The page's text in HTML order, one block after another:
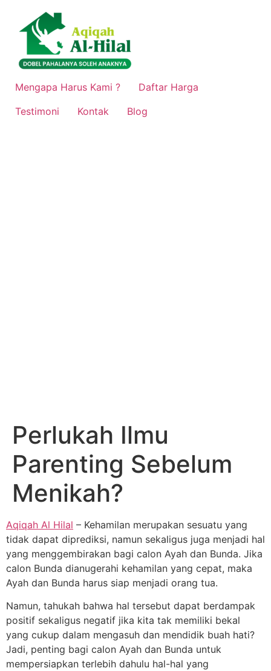
konten
Mengapa Harus Kami ?
Daftar Harga
Testimoni
Kontak Blog
Perlukah Ilmu
Parenting Sebelum
Menikah?
Aqiqah Al Hilal – Kehamilan merupakan sesuatu yang
tidak dapat diprediksi, namun sekaligus juga menjadi hal
yang menggembirakan bagi calon Ayah dan Bunda. Jika
calon Bunda dianugerahi kehamilan yang cepat, maka
Ayah dan Bunda harus siap menjadi orang tua.
Namun, tahukah bahwa hal tersebut dapat berdampak
positif sekaligus negatif jika kita tak memiliki bekal
yang cukup dalam mengasuh dan mendidik buah hati?
Jadi, penting bagi calon Ayah dan Bunda untuk
mempersiapkan terlebih dahulu hal-hal yang